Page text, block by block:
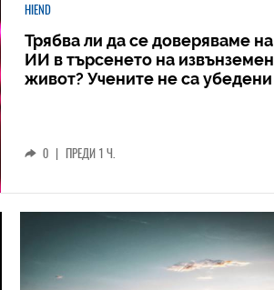
HIEND
Трябва ли да се доверяваме на
ИИ в търсенето на извънземен
живот? Учените не са убедени
0 | ПРЕДИ 1 Ч.